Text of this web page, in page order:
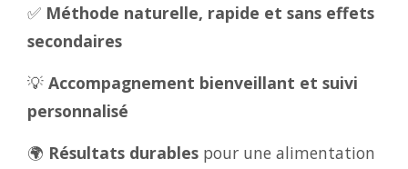
✅ Méthode naturelle, rapide et sans effets
secondaires
💡 Accompagnement bienveillant et suivi
personnalisé
🌍 Résultats durables pour une alimentation